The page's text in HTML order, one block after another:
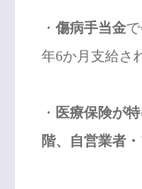
・ 傷病手当金
年6か月支給さ
・ 医療保険が
階、自営業者